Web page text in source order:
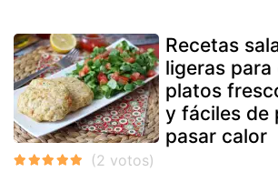
Recetas
ligeras para
platos
y fáciles de
pasar calor